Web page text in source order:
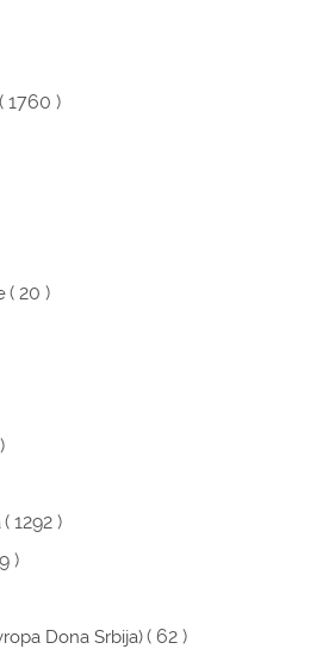
( 1760 )
( 20 )
( 1292 )
)
Dona Srbija)( 62 )